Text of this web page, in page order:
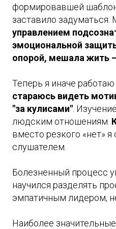
формировавшей
заставило задуматься.
управлением
эмоциональной
опорой, мешала жить
Теперь я иначе
стараюсь видеть
"за кулисами" . Изучение
людским отношениям.
вместо резкого «нет»
слушателем.
Болезненный процесс
научился разделять
эмпатичным лидером,
Наиболее